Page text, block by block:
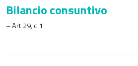
Bilancio consuntivo
– Art.29, c.1